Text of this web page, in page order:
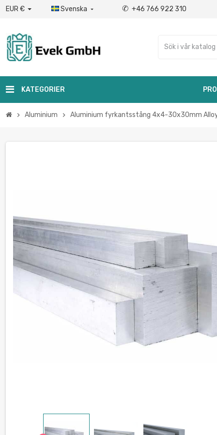
EUR € Svenska  ✆ +46 766 922 310
KATEGORIER
chevron_right Aluminium chevron_right Aluminium fyrkantsstång 4x4-30x30mm Alloy